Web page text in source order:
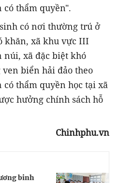
có thẩm quyền".
có nơi thường trú ở
khăn, xã khu vực III
núi, xã đặc biệt khó
biển hải đảo theo
thẩm quyền học tại xã
hưởng chính sách hỗ
Chinhphu.vn
binh